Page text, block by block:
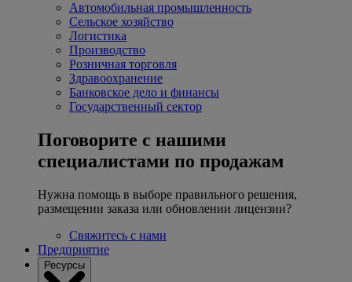
Автомобильная промышленность
Сельское хозяйство
Логистика
Производство
Розничная торговля
Здравоохранение
Банковское дело и финансы
Государственный сектор
Поговорите с нашими
специалистами по продажам
Нужна помощь в выборе правильного решения,
размещении заказа или обновлении лицензии?
Свяжитесь с нами
Предприятие
Ресурсы